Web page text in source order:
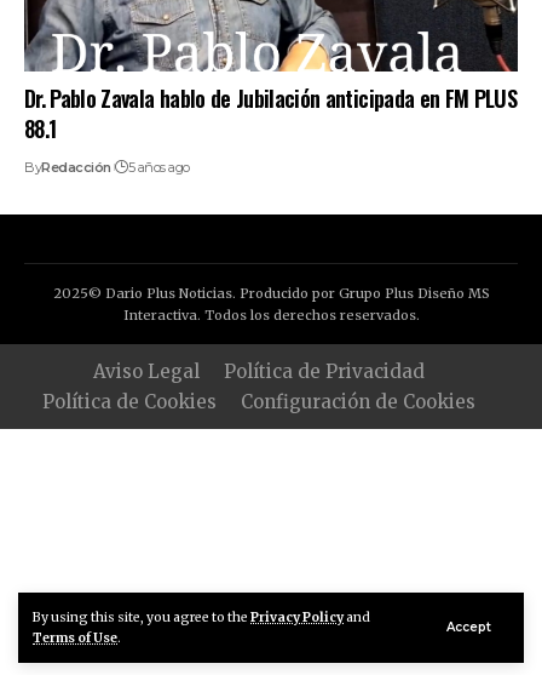
By using this site, you agree to the Privacy Policyand
Terms of Use.
Accept
Dr. Pablo Zavala hablo de Jubilación anticipada en FM PLUS
88.1
ByRedacción 5 años ago
2025© Dario Plus Noticias. Producido por Grupo Plus Diseño MS
Interactiva. Todos los derechos reservados.
Aviso Legal
Política de Privacidad
Política de Cookies
Configuración de Cookies